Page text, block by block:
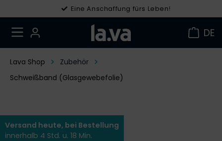
Eine Anschaffung fürs Leben!
Gratis Versand in DE ab 49 €
DE
Lava Shop
Zubehör
Schweißband (Glasgewebefolie)
Versand heute, bei Bestellung
innerhalb 4 Std. u. 18 Min.